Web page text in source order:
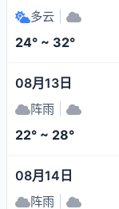
多云
24° ~ 32°
08月13日
阵雨
22° ~ 28°
08月14日
阵雨